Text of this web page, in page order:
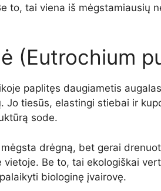
to, tai viena iš mėgstamiausių
(Eutrochium
paplitęs daugiametis
Jo tiesūs, elastingi stiebai ir
sode.
drėgną, bet gerai
Be to, tai ekologiškai
biologinę įvairovę.